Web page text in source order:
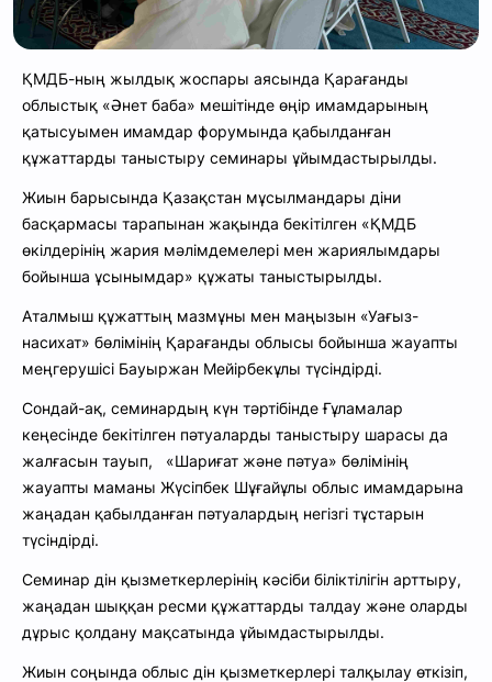
ҚМДБ-ның жылдық жоспары аясында Қарағанды
облыстық «Әнет баба» мешітінде өңір имамдарының
қатысуымен имамдар форумында қабылданған
құжаттарды таныстыру семинары ұйымдастырылды.
Жиын барысында Қазақстан мұсылмандары діни
басқармасы тарапынан жақында бекітілген «ҚМДБ
өкілдерінің жария мәлімдемелері мен жариялымдары
бойынша ұсынымдар» құжаты таныстырылды.
Аталмыш құжаттың мазмұны мен маңызын «Уағыз-
насихат» бөлімінің Қарағанды облысы бойынша жауапты
меңгерушісі Бауыржан Мейірбекұлы түсіндірді.
Сондай-ақ, семинардың күн тәртібінде Ғұламалар
кеңесінде бекітілген пәтуаларды таныстыру шарасы да
жалғасын тауып, «Шариғат және пәтуа» бөлімінің
жауапты маманы Жүсіпбек Шұғайұлы облыс имамдарына
жаңадан қабылданған пәтуалардың негізгі тұстарын
түсіндірді.
Семинар дін қызметкерлерінің кәсіби біліктілігін арттыру,
жаңадан шыққан ресми құжаттарды талдау және оларды
дұрыс қолдану мақсатында ұйымдастырылды.
Жиын соңында облыс дін қызметкерлері талқылау өткізіп,